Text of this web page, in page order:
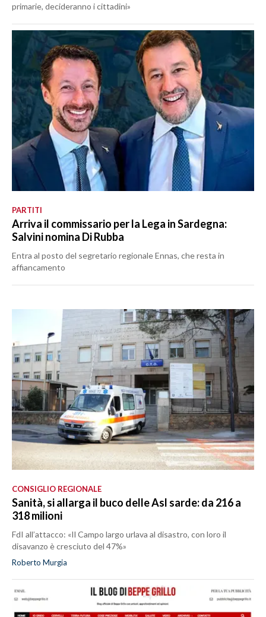
primarie, decideranno i cittadini»
PARTITI
Arriva il commissario per la Lega in Sardegna:
Salvini nomina Di Rubba
Entra al posto del segretario regionale Ennas, che resta in
affiancamento
CONSIGLIO REGIONALE
Sanità, si allarga il buco delle Asl sarde: da 216 a
318 milioni
FdI all’attacco: «Il Campo largo urlava al disastro, con loro il
disavanzo è cresciuto del 47%»
Roberto Murgia